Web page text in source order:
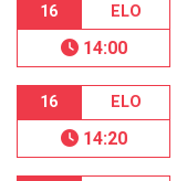
16 ELO
14:00
16 ELO
14:20